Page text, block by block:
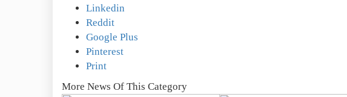
Linkedin
Reddit
Google Plus
Pinterest
Print
More News Of This Category